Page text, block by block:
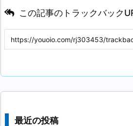
この記事のトラックバック
最近の投稿